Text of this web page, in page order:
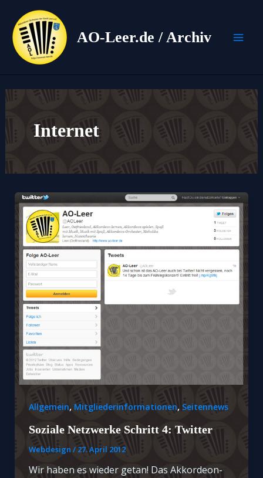
Inhalt
springen
AO-Leer.de / Archiv
Internet
Allgemein, Mitgliederinformationen, Seitennews
Soziale Netzwerke Schritt 4: Twitter
Webdesign / 27. April 2012
Wir haben es wieder getan! Das Akkordeon-